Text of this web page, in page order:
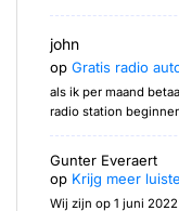
john
op Gratis radio
als ik per maand
radio station
Gunter Everaert
op Krijg meer
Wij zijn op 1 juni